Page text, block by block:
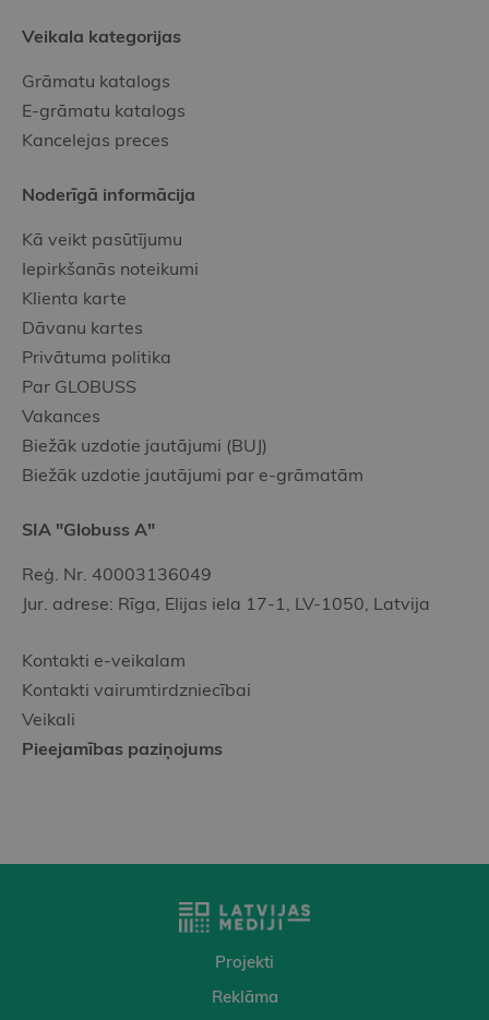
Veikala kategorijas
Grāmatu katalogs
E-grāmatu katalogs
Kancelejas preces
Noderīgā informācija
Kā veikt pasūtījumu
Iepirkšanās noteikumi
Klienta karte
Dāvanu kartes
Privātuma politika
Par GLOBUSS
Vakances
Biežāk uzdotie jautājumi (BUJ)
Biežāk uzdotie jautājumi par e-grāmatām
SIA "Globuss A"
Reģ. Nr. 40003136049
Jur. adrese: Rīga, Elijas iela 17-1, LV-1050, Latvija
Kontakti e-veikalam
Kontakti vairumtirdzniecībai
Veikali
Pieejamības paziņojums
Projekti
Reklāma